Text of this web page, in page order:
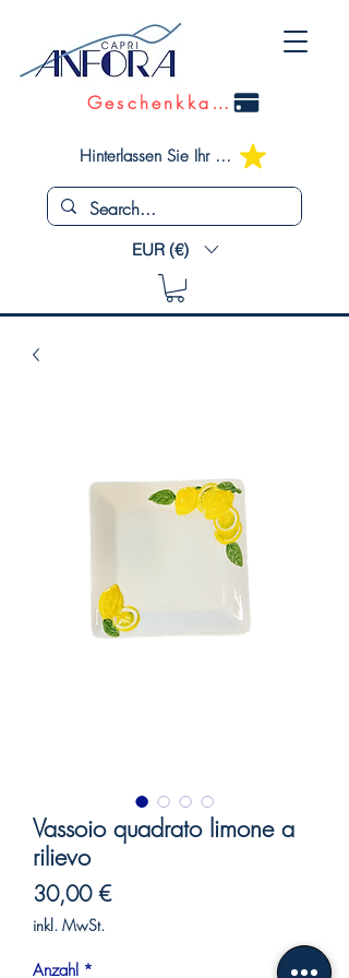
Geschenkkarte
Hinterlassen Sie Ihr Feedback
EUR (€)
Vassoio quadrato limone a
rilievo
30,00 €Preis
inkl. MwSt.
Anzahl *